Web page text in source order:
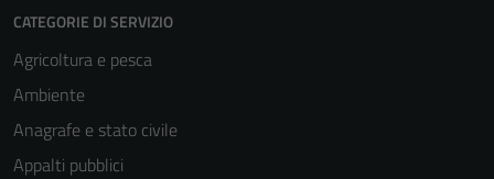
CATEGORIE DI SERVIZIO
Agricoltura e pesca
Ambiente
Anagrafe e stato civile
Appalti pubblici